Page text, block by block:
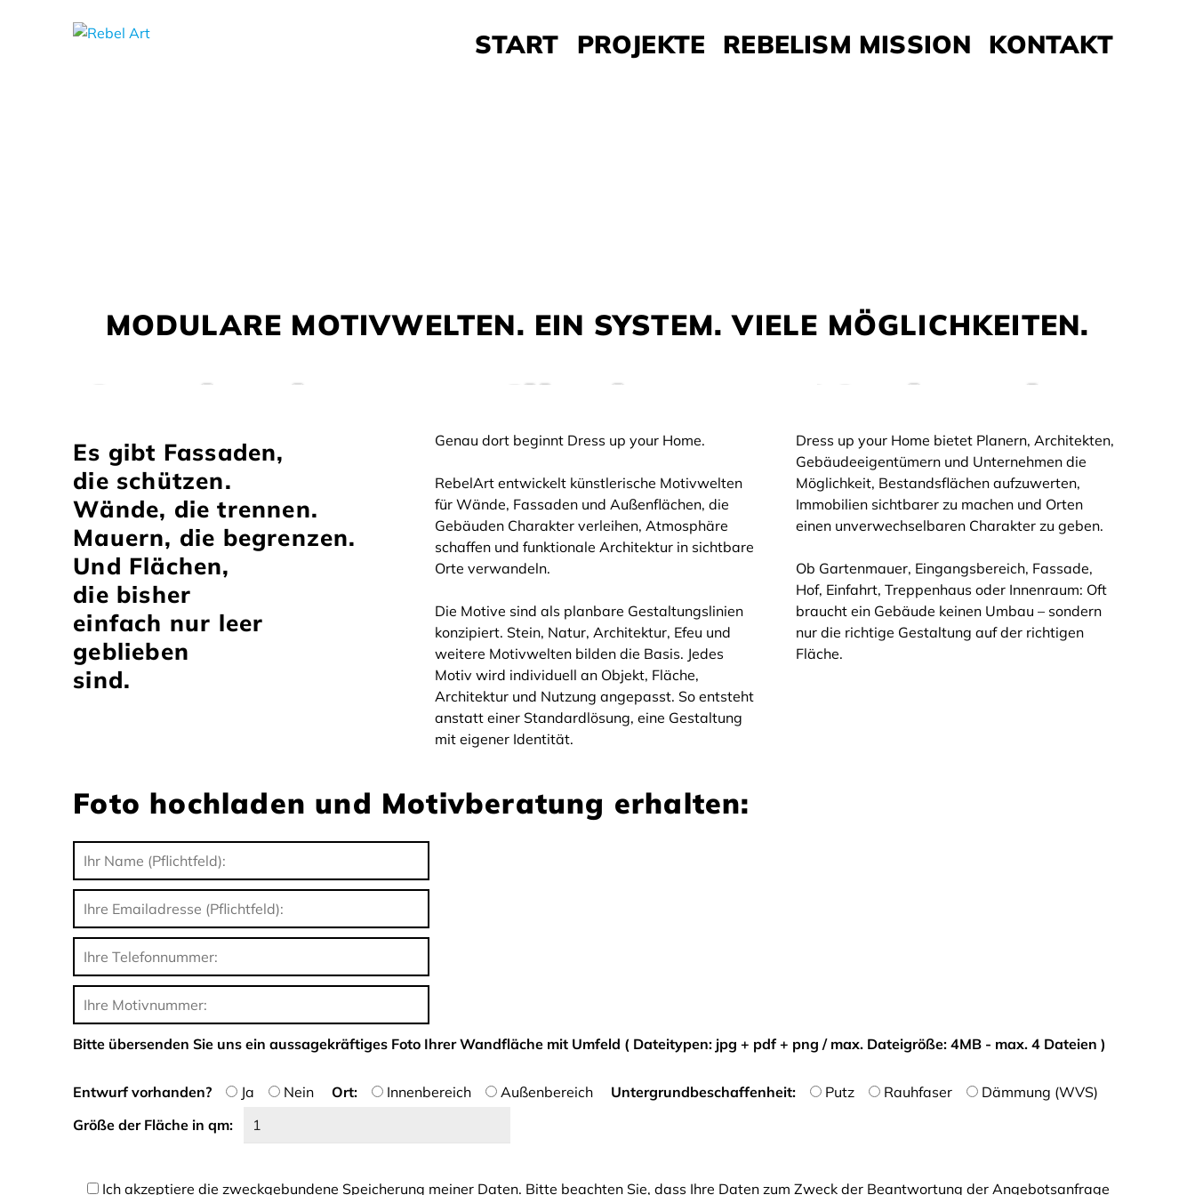
START PROJEKTE REBELISM MISSION KONTAKT
MODULARE MOTIVWELTEN. EIN SYSTEM. VIELE MÖGLICHKEITEN.
Immitation Illusion Motivwelten
Es gibt Fassaden,
die schützen.
Wände, die trennen.
Mauern, die begrenzen.
Und Flächen,
die bisher
einfach nur leer
geblieben
sind.
Genau dort beginnt Dress up your Home.
RebelArt entwickelt künstlerische Motivwelten
für Wände, Fassaden und Außenflächen, die
Gebäuden Charakter verleihen, Atmosphäre
schaffen und funktionale Architektur in sichtbare
Orte verwandeln.
Die Motive sind als planbare Gestaltungslinien
konzipiert. Stein, Natur, Architektur, Efeu und
weitere Motivwelten bilden die Basis. Jedes
Motiv wird individuell an Objekt, Fläche,
Architektur und Nutzung angepasst. So entsteht
anstatt einer Standardlösung, eine Gestaltung
mit eigener Identität.
Dress up your Home bietet Planern, Architekten,
Gebäudeeigentümern und Unternehmen die
Möglichkeit, Bestandsflächen aufzuwerten,
Immobilien sichtbarer zu machen und Orten
einen unverwechselbaren Charakter zu geben.
Ob Gartenmauer, Eingangsbereich, Fassade,
Hof, Einfahrt, Treppenhaus oder Innenraum: Oft
braucht ein Gebäude keinen Umbau – sondern
nur die richtige Gestaltung auf der richtigen
Fläche.
Foto hochladen und Motivberatung erhalten:
Bitte übersenden Sie uns ein aussagekräftiges Foto Ihrer Wandfläche mit Umfeld ( Dateitypen: jpg + pdf + png / max. Dateigröße: 4MB - max. 4 Dateien )
Entwurf vorhanden? Ja Nein Ort: Innenbereich Außenbereich Untergrundbeschaffenheit: Putz Rauhfaser
Dämmung (WVS)
Größe der Fläche in qm:
Ich akzeptiere die zweckgebundene Speicherung meiner Daten. Bitte beachten Sie, dass Ihre Daten zum Zweck der Beantwortung der Angebotsanfrage